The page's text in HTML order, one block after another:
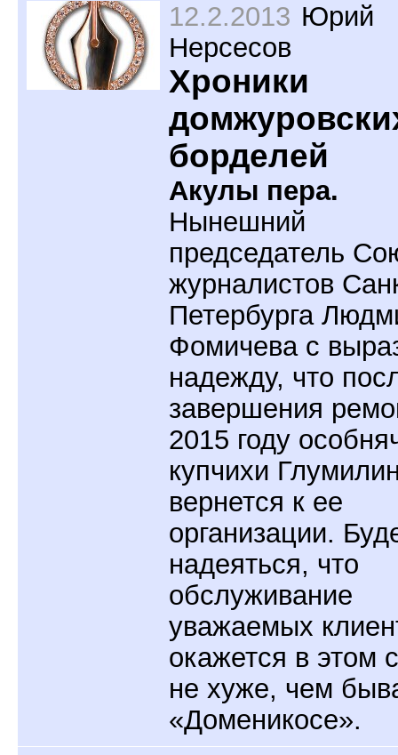
12.2.2013 Юрий
Нерсесов
Хроники
борделей
Акулы пера.
Нынешний
председатель
журналистов
Петербурга
Фомичева с
надежду, что
завершения
2015 году
купчихи
вернется к ее
организации.
надеяться, что
обслуживание
уважаемых
окажется в этом
не хуже, чем
«Доменикосе».